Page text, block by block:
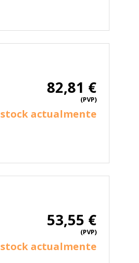
82,81 €
(PVP)
stock actualmente
53,55 €
(PVP)
stock actualmente
su
ninguna
Nos
recogen